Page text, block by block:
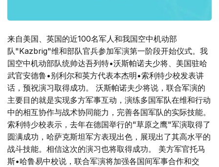
来自美国、英国的近100名军人和我国空中机动部
队"Kazbrig"维和部队官兵参加军演第一阶段开始仪式。我
国空中机动部队统帅达吾列特•沃斯帕诺夫少将、美国驻哈
武官安德鲁•别利尔和英方代表本杰明•索利特少校发表讲
话，预祝演习取得成功。 沃斯帕诺夫少将说，联合军演的
主要目的就是实现多方军事互动，演练多国军队在维和行动
中的相互协作与战术协同能力，完善各国军队的实际技能。
索利特少校表示，去年在德国举行的"草原之鹰"军演取得了
圆满成功，哈萨克斯坦军方表现出色，展现出了其高水平的
战斗技能。相信这次的演习也将取得成功。 美方军官托马
斯•哈鲁易中校说，联合军演将加强各国间军事合作和交